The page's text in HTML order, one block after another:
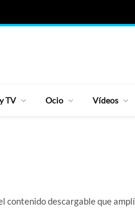
TV Ocio Vídeos
contenido descargable que